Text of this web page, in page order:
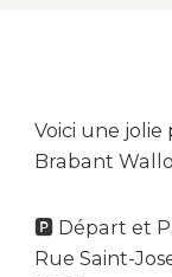
Voici une
Brabant
🅿️ Départ et
Rue Saint-